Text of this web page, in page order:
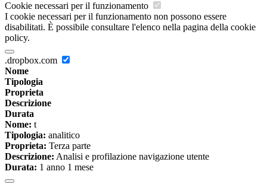
Cookie necessari per il funzionamento
I cookie necessari per il funzionamento non possono essere
disabilitati. È possibile consultare l'elenco nella pagina della cookie
policy.
.dropbox.com
Nome
Tipologia
Proprieta
Descrizione
Durata
Nome: t
Tipologia: analitico
Proprieta: Terza parte
Descrizione: Analisi e profilazione navigazione utente
Durata: 1 anno 1 mese